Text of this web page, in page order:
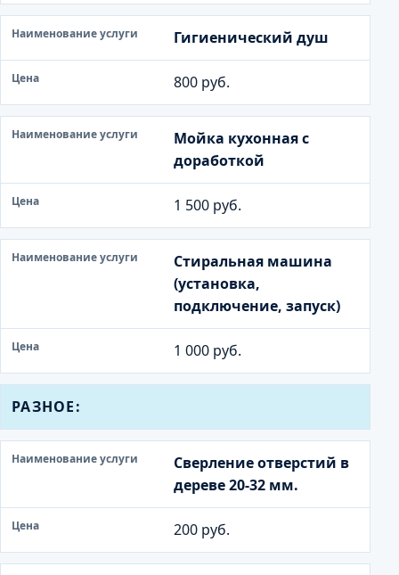
Гигиенический душ
800 руб.
Мойка кухонная с
доработкой
1 500 руб.
Стиральная машина
(установка,
подключение, запуск)
1 000 руб.
РАЗНОЕ:
Сверление отверстий в
дереве 20-32 мм.
200 руб.